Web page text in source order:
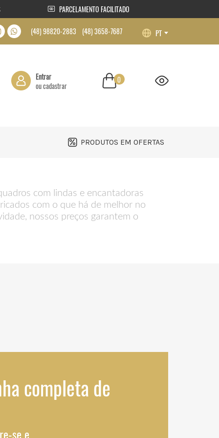
PARCELAMENTO FACILITADO
(48) 98820-2883 (48) 3658-7687
Entrar
ou cadastrar
Perdeu sua senha? Registre-se
0
PRODUTOS EM OFERTAS
com lindas e encantadoras
com o que há de melhor no
nossos preços garantem o
completa de
se e